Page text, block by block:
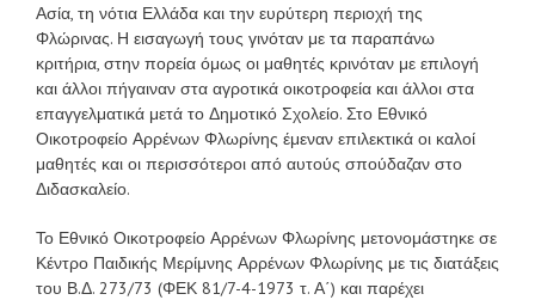
Ασία, τη νότια Ελλάδα και την ευρύτερη περιοχή της
Φλώρινας. Η εισαγωγή τους γινόταν με τα παραπάνω
κριτήρια, στην πορεία όμως οι μαθητές κρινόταν με επιλογή
και άλλοι πήγαιναν στα αγροτικά οικοτροφεία και άλλοι στα
επαγγελματικά μετά το Δημοτικό Σχολείο. Στο Εθνικό
Οικοτροφείο Αρρένων Φλωρίνης έμεναν επιλεκτικά οι καλοί
μαθητές και οι περισσότεροι από αυτούς σπούδαζαν στο
Διδασκαλείο.
Το Εθνικό Οικοτροφείο Αρρένων Φλωρίνης μετονομάστηκε σε
Κέντρο Παιδικής Μερίμνης Αρρένων Φλωρίνης με τις διατάξεις
του Β.Δ. 273/73 (ΦΕΚ 81/7-4-1973 τ. Α΄) και παρέχει